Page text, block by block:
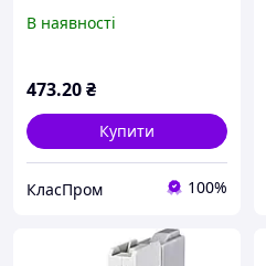
В наявності
473.20₴
Купити
КласПром 100%